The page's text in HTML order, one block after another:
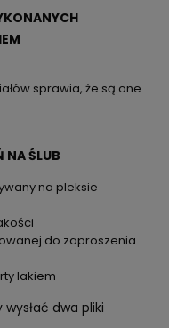
sprawia, że są one
NA ŚLUB
na pleksie
do zaproszenia
lakiem
dwa pliki